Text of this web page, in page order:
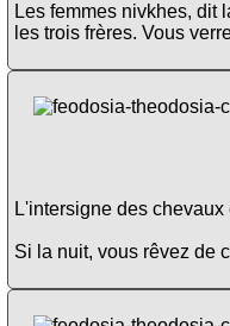
Les femmes nivkhes, dit
les trois frères. Vous
L'intersigne des chevaux
Si la nuit, vous rêvez de